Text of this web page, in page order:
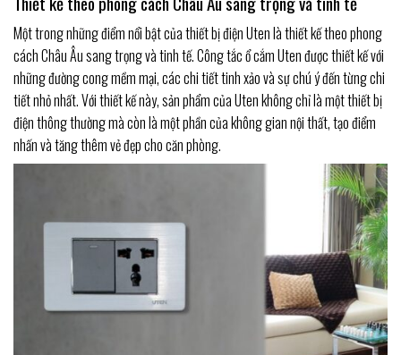
Một trong những điểm nổi bật của thiết bị điện Uten là thiết kế theo phong
cách Châu Âu sang trọng và tinh tế. Công tắc ổ cắm Uten được thiết kế với
những đường cong mềm mại, các chi tiết tinh xảo và sự chú ý đến từng chi
tiết nhỏ nhất. Với thiết kế này, sản phẩm của Uten không chỉ là một thiết bị
điện thông thường mà còn là một phần của không gian nội thất, tạo điểm
nhấn và tăng thêm vẻ đẹp cho căn phòng.